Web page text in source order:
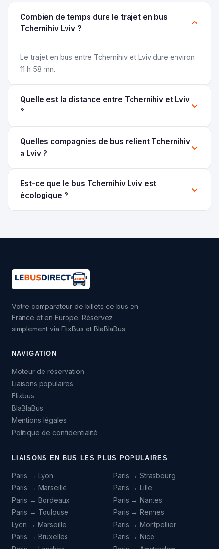
Combien de temps dure le trajet en bus
Tchernihiv Lviv ?
Le trajet en bus entre Tchernihiv et Lviv dure environ
11 h 58 mn.
Quelle est la distance entre Tchernihiv et Lviv
?
Quelles compagnies de bus relient Tchernihiv
à Lviv ?
Est-ce que le bus Tchernihiv Lviv est
écologique ?
Votre comparateur de billets de bus en
France et en Europe. Réservez
simplement via FlixBus et BlaBlaBus.
NAVIGATION
Moteur de réservation
Liaisons populaires
Flixbus
BlaBlaBus
Mentions légales
Politique de confidentialité
LIAISONS EN BUS LES PLUS POPULAIRES
Paris → Lyon
Paris → Marseille
Paris → Bordeaux
Paris → Toulouse
Lyon → Marseille
Paris → Bruxelles
Paris → Strasbourg
Paris → Lille
Paris → Nantes
Paris → Rennes
Paris → Montpellier
Paris → Nice